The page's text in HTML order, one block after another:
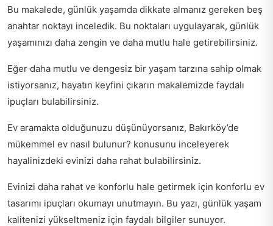
Bu makalede, günlük yaşamda dikkate almanız gereken beş
anahtar noktayı inceledik. Bu noktaları uygulayarak, günlük
yaşamınızı daha zengin ve daha mutlu hale getirebilirsiniz.
Eğer daha mutlu ve dengesiz bir yaşam tarzına sahip olmak
istiyorsanız, hayatın keyfini çıkarın makalemizde faydalı
ipuçları bulabilirsiniz.
Ev aramakta olduğunuzu düşünüyorsanız, Bakırköy’de
mükemmel ev nasıl bulunur? konusunu inceleyerek
hayalinizdeki evinizi daha rahat bulabilirsiniz.
Evinizi daha rahat ve konforlu hale getirmek için konforlu ev
tasarımı ipuçları okumayı unutmayın. Bu yazı, günlük yaşam
kalitenizi yükseltmeniz için faydalı bilgiler sunuyor.